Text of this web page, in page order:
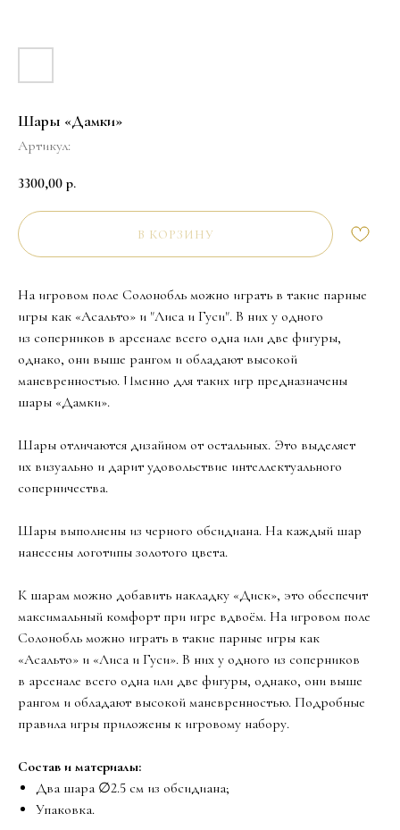
Шары «Дамки»
Артикул:
3300,00 р.
В КОРЗИНУ
На игровом поле Солонобль можно играть в такие парные
игры как «Асальто» и "Лиса и Гуси". В них у одного
из соперников в арсенале всего одна или две фигуры,
однако, они выше рангом и обладают высокой
маневренностью. Именно для таких игр предназначены
шары «Дамки».
Шары отличаются дизайном от остальных. Это выделяет
их визуально и дарит удовольствие интеллектуального
соперничества.
Шары выполнены из черного обсидиана. На каждый шар
нанесены логотипы золотого цвета.
К шарам можно добавить накладку «Диск», это обеспечит
максимальный комфорт при игре вдвоём. На игровом поле
Солонобль можно играть в такие парные игры как
«Асальто» и «Лиса и Гуси». В них у одного из соперников
в арсенале всего одна или две фигуры, однако, они выше
рангом и обладают высокой маневренностью. Подробные
правила игры приложены к игровому набору.
Состав и материалы:
Два шара ∅2.5 см из обсидиана;
Упаковка.